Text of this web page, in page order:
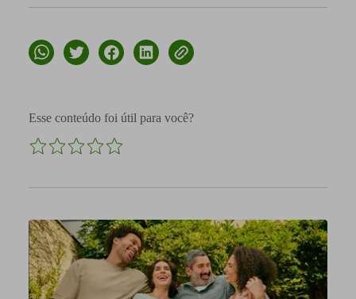
Esse conteúdo foi útil para você?